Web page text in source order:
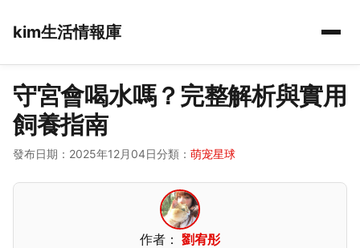
kim生活情報庫
守宮會喝水嗎？完整解析與實用
飼養指南
發布日期：2025年12月04日分類： 萌宠星球
作者： 劉宥彤